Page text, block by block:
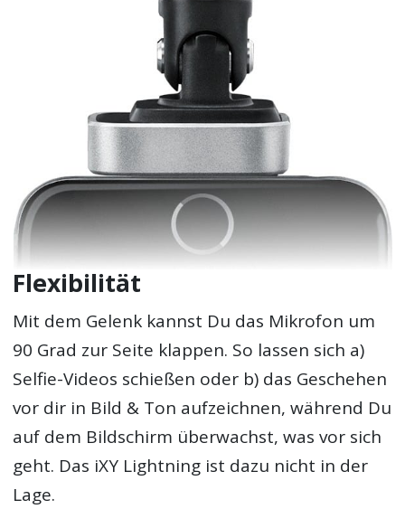
Flexibilität
Mit dem Gelenk kannst Du das Mikrofon um
90 Grad zur Seite klappen. So lassen sich a)
Selfie-Videos schießen oder b) das Geschehen
vor dir in Bild & Ton aufzeichnen, während Du
auf dem Bildschirm überwachst, was vor sich
geht. Das iXY Lightning ist dazu nicht in der
Lage.